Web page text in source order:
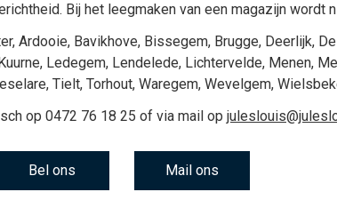
Bij het leegmaken van een magazijnwordt
, Ardooie, Bavikhove, Bissegem, Brugge, Deerlijk,
, Ledegem, Lendelede, Lichtervelde, Menen,
, Tielt, Torhout, Waregem, Wevelgem,
op 0472 76 18 25 of via mail op
Bel ons Mail ons